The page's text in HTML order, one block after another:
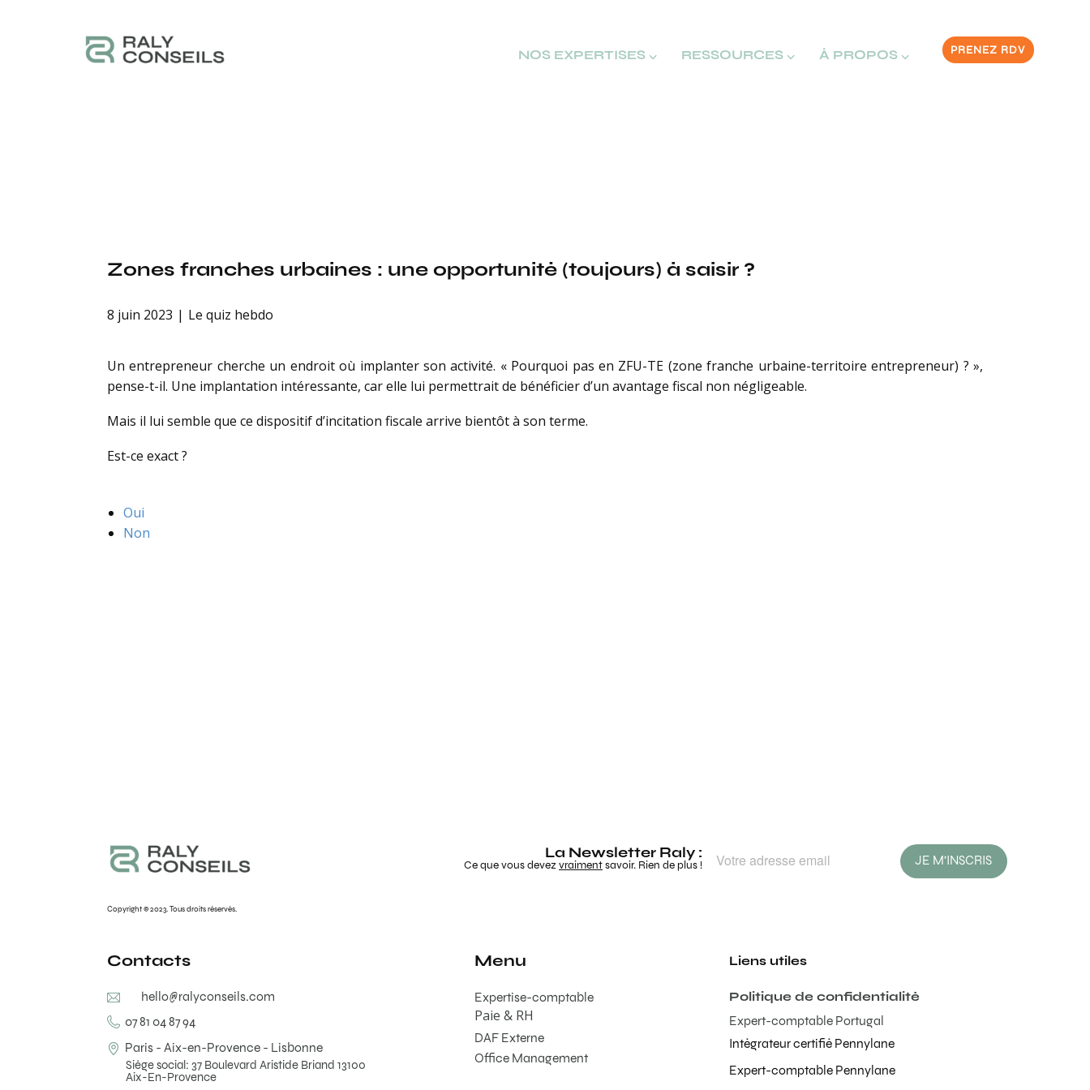
PRENEZ RDV
NOS EXPERTISES ⌵ RESSOURCES ⌵ À PROPOS ⌵
Zones franches urbaines : une opportunité (toujours) à saisir ?
8 juin 2023 Le quiz hebdo
Un entrepreneur cherche un endroit où implanter son activité. « Pourquoi pas en ZFU-TE (zone franche urbaine-territoire entrepreneur) ? »,
pense-t-il. Une implantation intéressante, car elle lui permettrait de bénéficier d’un avantage fiscal non négligeable.
Mais il lui semble que ce dispositif d’incitation fiscale arrive bientôt à son terme.
Est-ce exact ?
Oui
Non
La Newsletter Raly :
Ce que vous devezvraimentsavoir. Rien de plus ! JE M'INSCRIS
Copyright © 2023. Tous droits réservés.
Contacts
hello@ralyconseils.com
07 81 04 87 94
Paris - Aix-en-Provence - Lisbonne
Siège social: 37 Boulevard Aristide Briand 13100
Aix-En-Provence
Menu
Expertise-comptable
DAF Externe
Office Management
Paie & RH
Liens utiles
Politique de confidentialité
Expert-comptable Portugal
Intégrateur certifié Pennylane
Expert-comptable Pennylane